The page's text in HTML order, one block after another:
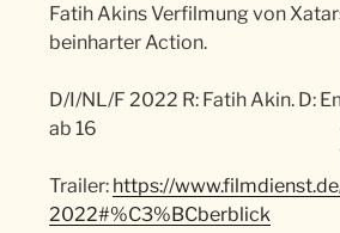
Fatih Akins Verfilmung von
beinharter Action.
D/I/NL/F 2022 R: Fatih Akin. D:
ab 16
Trailer: https://
2022#%C3%BCberblick